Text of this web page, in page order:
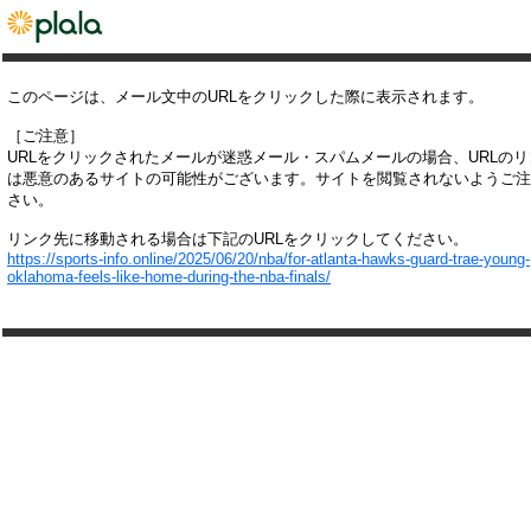
このページは、メール文中のURLをクリックした際に表示されます。
［ご注意］
URLをクリックされたメールが迷惑メール・スパムメールの場合、URLの
は悪意のあるサイトの可能性がございます。サイトを閲覧されないようご
さい。
リンク先に移動される場合は下記のURLをクリックしてください。
https://sports-info.online/2025/06/20/nba/for-atlanta-hawks-guard-trae-young-
oklahoma-feels-like-home-during-the-nba-finals/